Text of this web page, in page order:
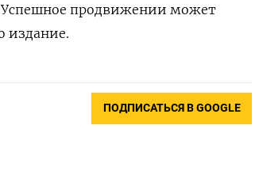
Успешное продвижении может
издание.
ПОДПИСАТЬСЯ В GOOGLE